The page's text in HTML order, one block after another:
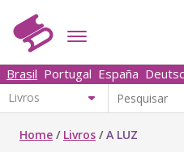
Brasil Portugal España
Home / Livros /A LUZ